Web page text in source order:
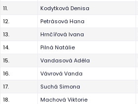
11.
Kodytková Denisa
12.
Petrásová Hana
13.
Hrnčířová Ivana
14.
Pilná Natálie
15.
Vandasová Adéla
16.
Vávrová Vanda
17.
Suchá Simona
18.
Machová Viktorie